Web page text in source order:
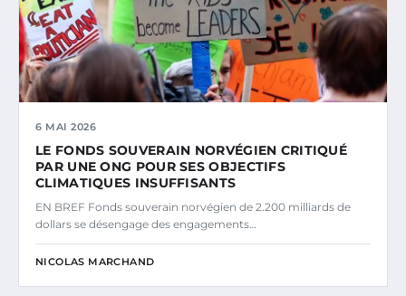
6 MAI 2026
LE FONDS SOUVERAIN NORVÉGIEN CRITIQUÉ
PAR UNE ONG POUR SES OBJECTIFS
CLIMATIQUES INSUFFISANTS
EN BREF Fonds souverain norvégien de 2.200 milliards de
dollars se désengage des engagements…
NICOLAS MARCHAND